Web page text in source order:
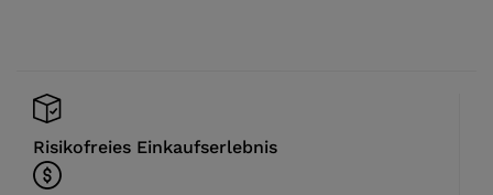
Risikofreies Einkaufserlebnis